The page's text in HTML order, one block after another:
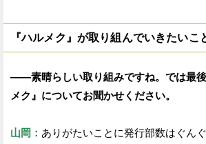
『ハルメク』が取り組んでいきたいこ
——素晴らしい取り組みですね。では最
メク』についてお聞かせください。
山岡： ありがたいことに発行部数はぐん